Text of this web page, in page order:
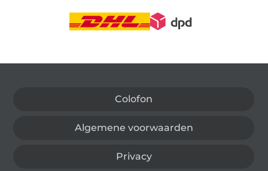
Colofon
Algemene voorwaarden
Privacy